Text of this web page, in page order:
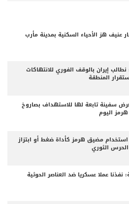
عنيف هز الأحياء السكنية بمدينة مأرب
إيران بالوقف الفوري للانتهاكات
المنطقة
سفينة تابعة لها للاستهداف بصاروخ
اليوم
استخدام مضيق هرمز كأداة ضغط أو ابتزاز
الثوري
نفذنا عملا عسكريا ضد العناصر الحوثية